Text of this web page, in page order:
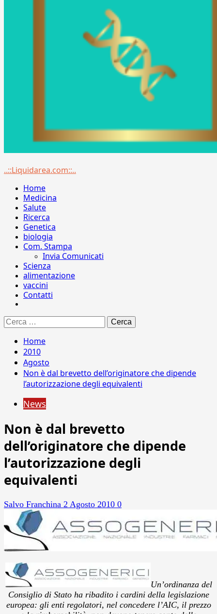
Menu
..::Liquidarea.com::..
Home
Medicina
Salute
Ricerca
Genetica
biologia
Com. Stampa
Invia Comunicati
Scienza
alimentazione
vaccini
Contatti
Ricerca
per:
Home
2010
Agosto
Non è dal brevetto dell’originatore che dipende
l’autorizzazione degli equivalenti
News
Non è dal brevetto
dell’originatore che dipende
l’autorizzazione degli
equivalenti
Salvo Franchina 2 Agosto 2010 0
Un’ordinanza del
Consiglio di Stato ha ribadito i cardini della legislazione
europea: gli enti regolatori, nel concedere l’AIC, il prezzo